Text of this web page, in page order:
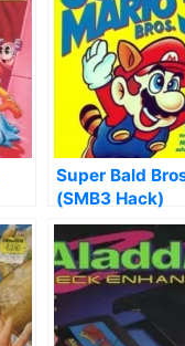
Super Bald
(SMB3 Hack)